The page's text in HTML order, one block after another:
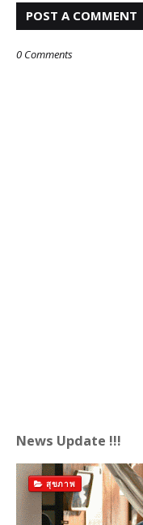
POST A COMMENT
0 Comments
News Update !!!
สุขภาพ